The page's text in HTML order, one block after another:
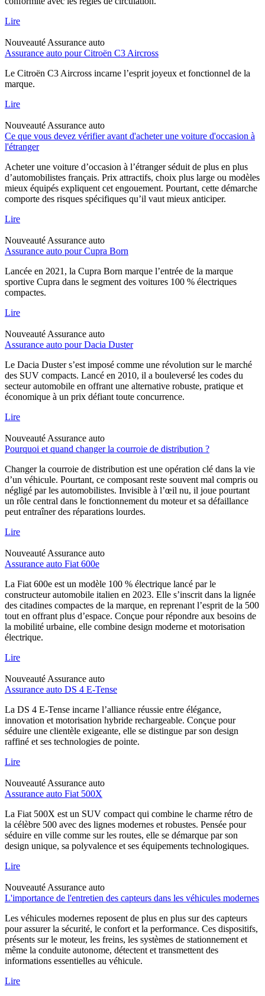
Lire
Nouveauté Assurance auto
Assurance auto pour Citroën C3 Aircross
Le Citroën C3 Aircross incarne l’esprit joyeux et fonctionnel de la
marque.
Lire
Nouveauté Assurance auto
Ce que vous devez vérifier avant d'acheter une voiture d'occasion à
l'étranger
Acheter une voiture d’occasion à l’étranger séduit de plus en plus
d’automobilistes français. Prix attractifs, choix plus large ou modèles
mieux équipés expliquent cet engouement. Pourtant, cette démarche
comporte des risques spécifiques qu’il vaut mieux anticiper.
Lire
Nouveauté Assurance auto
Assurance auto pour Cupra Born
Lancée en 2021, la Cupra Born marque l’entrée de la marque
sportive Cupra dans le segment des voitures 100 % électriques
compactes.
Lire
Nouveauté Assurance auto
Assurance auto pour Dacia Duster
Le Dacia Duster s’est imposé comme une révolution sur le marché
des SUV compacts. Lancé en 2010, il a bouleversé les codes du
secteur automobile en offrant une alternative robuste, pratique et
économique à un prix défiant toute concurrence.
Lire
Nouveauté Assurance auto
Pourquoi et quand changer la courroie de distribution ?
Changer la courroie de distribution est une opération clé dans la vie
d’un véhicule. Pourtant, ce composant reste souvent mal compris ou
négligé par les automobilistes. Invisible à l’œil nu, il joue pourtant
un rôle central dans le fonctionnement du moteur et sa défaillance
peut entraîner des réparations lourdes.
Lire
Nouveauté Assurance auto
Assurance auto Fiat 600e
La Fiat 600e est un modèle 100 % électrique lancé par le
constructeur automobile italien en 2023. Elle s’inscrit dans la lignée
des citadines compactes de la marque, en reprenant l’esprit de la 500
tout en offrant plus d’espace. Conçue pour répondre aux besoins de
la mobilité urbaine, elle combine design moderne et motorisation
électrique.
Lire
Nouveauté Assurance auto
Assurance auto DS 4 E-Tense
La DS 4 E-Tense incarne l’alliance réussie entre élégance,
innovation et motorisation hybride rechargeable. Conçue pour
séduire une clientèle exigeante, elle se distingue par son design
raffiné et ses technologies de pointe.
Lire
Nouveauté Assurance auto
Assurance auto Fiat 500X
La Fiat 500X est un SUV compact qui combine le charme rétro de
la célèbre 500 avec des lignes modernes et robustes. Pensée pour
séduire en ville comme sur les routes, elle se démarque par son
design unique, sa polyvalence et ses équipements technologiques.
Lire
Nouveauté Assurance auto
L'importance de l'entretien des capteurs dans les véhicules modernes
Les véhicules modernes reposent de plus en plus sur des capteurs
pour assurer la sécurité, le confort et la performance. Ces dispositifs,
présents sur le moteur, les freins, les systèmes de stationnement et
même la conduite autonome, détectent et transmettent des
informations essentielles au véhicule.
Lire